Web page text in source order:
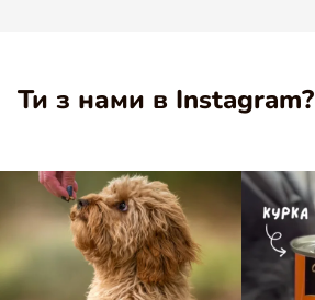
Ти з нами в Instagram?